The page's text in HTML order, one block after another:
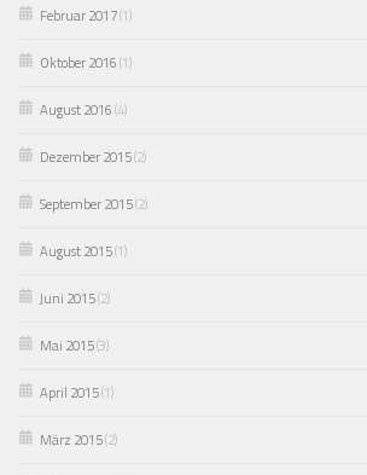
Februar 2017(1)
Oktober 2016(1)
August 2016(4)
Dezember 2015(2)
September 2015(2)
August 2015(1)
Juni 2015(2)
Mai 2015(3)
April 2015(1)
März 2015(2)